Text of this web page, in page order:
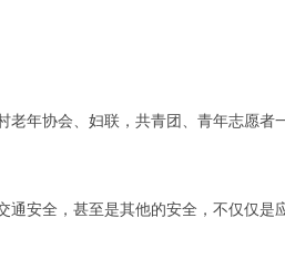
年协会、妇联，共青团、青年志愿者
安全，甚至是其他的安全，不仅仅是